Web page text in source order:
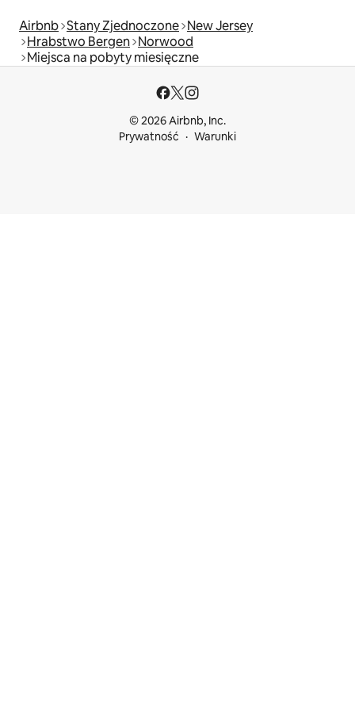
Airbnb Stany Zjednoczone New Jersey
Hrabstwo Bergen Norwood
Miejsca na pobyty miesięczne
© 2026 Airbnb, Inc.
Prywatność
Warunki